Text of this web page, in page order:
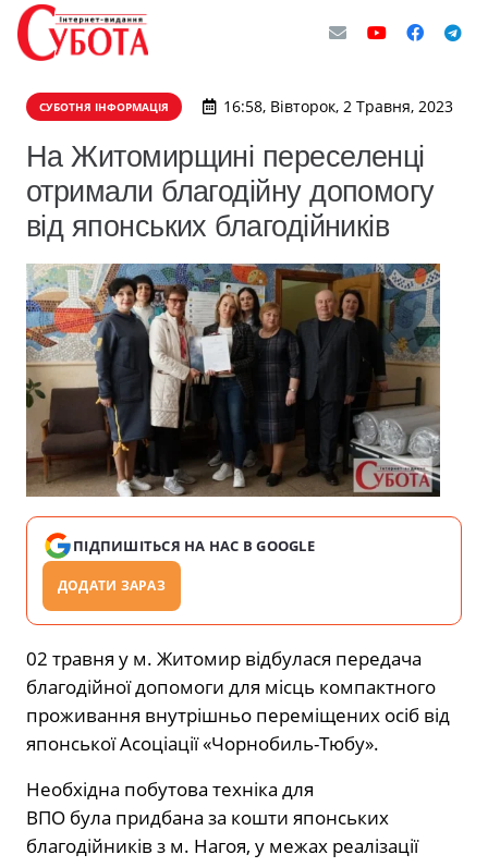
СУБОТНЯ ІНФОРМАЦІЯ 16:58, Вівторок, 2 Травня, 2023
На Житомирщині переселенці
отримали благодійну допомогу
від японських благодійників
ПІДПИШІТЬСЯ НА НАС В GOOGLE
ДОДАТИ ЗАРАЗ
02 травня у м. Житомир відбулася передача
благодійної допомоги для місць компактного
проживання внутрішньо переміщених осіб від
японської Асоціації «Чорнобиль-Тюбу».
Необхідна побутова техніка для
ВПО була придбана за кошти японських
благодійників з м. Нагоя, у межах реалізації